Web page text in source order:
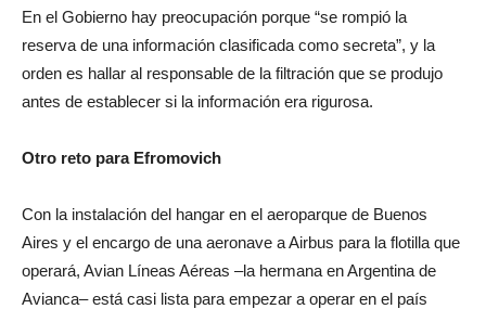
En el Gobierno hay preocupación porque “se rompió la
reserva de una información clasificada como secreta”, y la
orden es hallar al responsable de la filtración que se produjo
antes de establecer si la información era rigurosa.
Otro reto para Efromovich
Con la instalación del hangar en el aeroparque de Buenos
Aires y el encargo de una aeronave a Airbus para la flotilla que
operará, Avian Líneas Aéreas –la hermana en Argentina de
Avianca– está casi lista para empezar a operar en el país